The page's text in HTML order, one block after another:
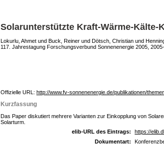
Solarunterstützte Kraft-Wärme-Kälte-
Lokurlu, Ahmet und Buck, Reiner und Dötsch, Christian und
117. Jahrestagung Forschungsverbund Sonnenenergie 2005,
Offizielle URL: http://www.fv-sonnenenergie.de/publikationen/
Kurzfassung
Das Paper diskutiert mehrere Varianten zur Einkopplung von
Solarturm.
elib-URL des Eintrags:
https://
Dokumentart: